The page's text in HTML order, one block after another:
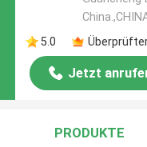
5.0
Jetzt
PRODUKTE